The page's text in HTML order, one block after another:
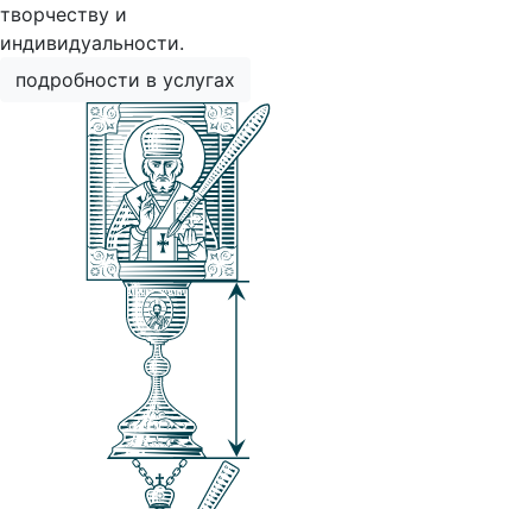
творчеству и
индивидуальности.
подробности в услугах